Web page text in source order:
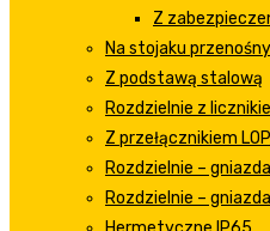
Z
Na stojaku
Z podstawą stalową
Rozdzielnie z
Z przełącznikiem
Rozdzielnie –
Rozdzielnie –